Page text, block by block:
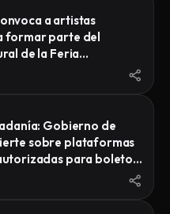
a artistas
formar parte del
de la Feria
Arte Efímero y la Dalia
Gobierno de
sobre plataformas
para boletos